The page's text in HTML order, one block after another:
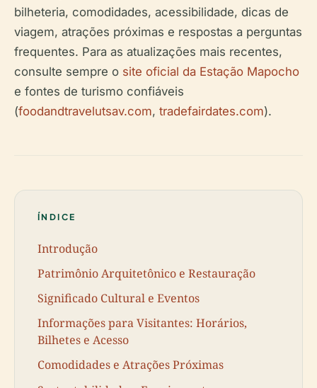
bilheteria, comodidades, acessibilidade, dicas de
viagem, atrações próximas e respostas a perguntas
frequentes. Para as atualizações mais recentes,
consulte sempre o site oficial da Estação Mapocho
e fontes de turismo confiáveis
(foodandtravelutsav.com, tradefairdates.com).
ÍNDICE
Introdução
Patrimônio Arquitetônico e Restauração
Significado Cultural e Eventos
Informações para Visitantes: Horários,
Bilhetes e Acesso
Comodidades e Atrações Próximas